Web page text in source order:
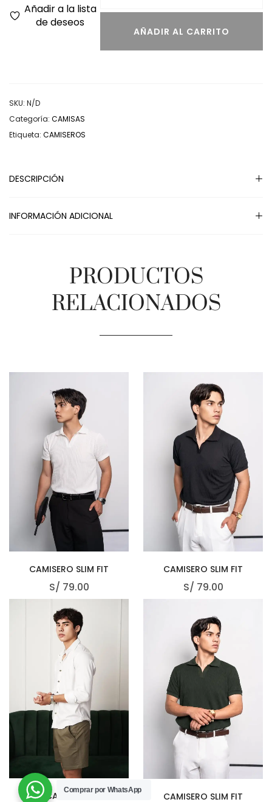
AÑADIR AL CARRITO
Añadir a la lista
de deseos
SKU: N/D
Categoría: CAMISAS
Etiqueta: CAMISEROS
DESCRIPCIÓN
INFORMACIÓN ADICIONAL
PRODUCTOS
RELACIONADOS
CAMISERO SLIM FIT
S/ 79.00
CAMISERO SLIM FIT
S/ 79.00
CAMISA ML CAMISERO SLIM FIT
Comprar por WhatsApp